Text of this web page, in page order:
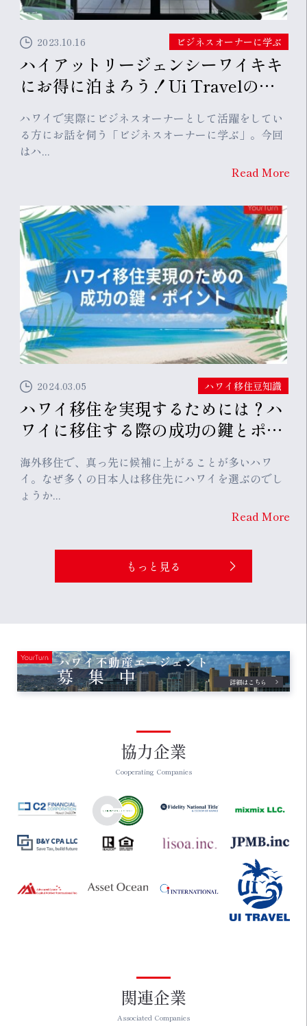
2023.10.16 ビジネスオーナーに学ぶ
ハイアットリージェンシーワイキキ
にお得に泊まろう！Ui Travelのご
ハワイで実際にビジネスオーナーとして活躍をしてい
る方にお話を伺う「ビジネスオーナーに学ぶ」。今回
はハ...
Read More
2024.03.05 ハワイ移住豆知識
ハワイ移住を実現するためには？ハ
ワイに移住する際の成功の鍵とポイ
ント
海外移住で、真っ先に候補に上がることが多いハワ
イ。なぜ多くの日本人は移住先にハワイを選ぶのでし
ょうか...
Read More
もっと見る
ハワイ不動産エージェント
募集中 詳細はこちら
協力企業
Cooperating Companies
関連企業
Associated Companies